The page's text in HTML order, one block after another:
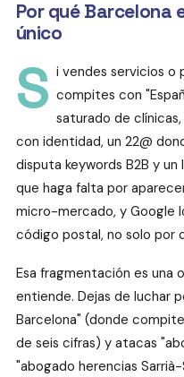
Por qué Barcelona
único
S i vendes servicios o
compites con
saturado de
con identidad, un 22@
disputa keywords B2B y
que haga falta por
micro-mercado, y Google
código postal, no solo por
Esa fragmentación es una
entiende. Dejas de luchar
Barcelona" (donde
de seis cifras) y atacas
"abogado herencias